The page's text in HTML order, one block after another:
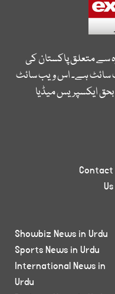
سے متعلق پاکستان کی
سائٹ ہے۔ اس ویب سائٹ
ایکسپریس میڈیا
Contact
Us
Showbiz News in Urdu
Sports News in Urdu
International News in
Urdu